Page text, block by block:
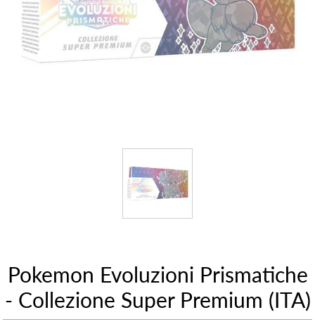
Pokemon Evoluzioni Prismatiche
- Collezione Super Premium (ITA)